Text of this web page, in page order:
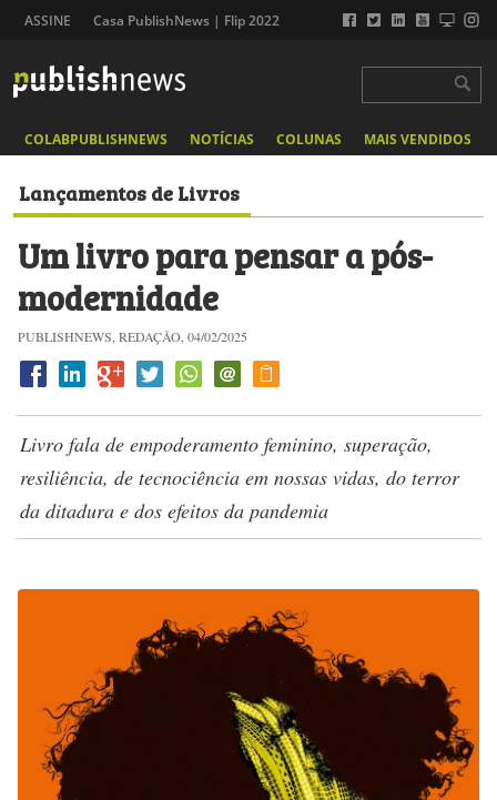
ASSINE Casa PublishNews | Flip 2022
COLABPUBLISHNEWS NOTÍCIAS COLUNAS MAIS VENDIDOS
Lançamentos de Livros
Um livro para pensar a pós-
modernidade
PUBLISHNEWS, REDAÇÃO, 04/02/2025
Livro fala de empoderamento feminino, superação,
resiliência, de tecnociência em nossas vidas, do terror
da ditadura e dos efeitos da pandemia